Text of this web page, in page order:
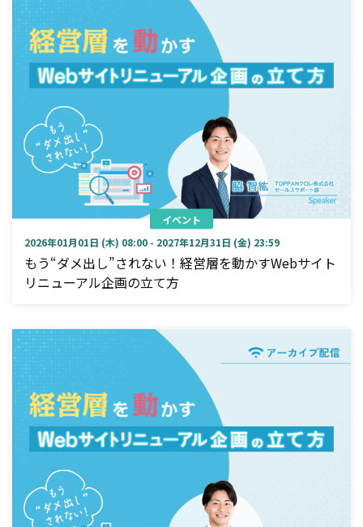
イベント
2026年01月01日 (木) 08:00 - 2027年12月31日 (金) 23:59
もう“ダメ出し”されない！経営層を動かすWebサイト
リニューアル企画の立て方